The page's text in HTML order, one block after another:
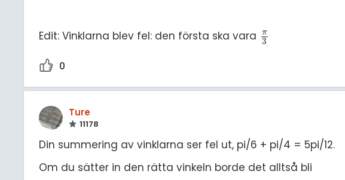
Edit: Vinklarna blev fel: den första ska vara π
3
π3
0
Ture
11178
Din summering av vinklarna ser fel ut, pi/6 + pi/4 = 5pi/12.
Om du sätter in den rätta vinkeln borde det alltså bli